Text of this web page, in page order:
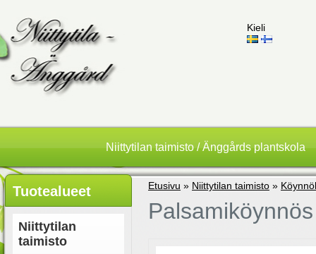
Kieli
Niittytilan taimisto / Änggårds plantskola
Tuotealueet
Niittytilan
taimisto
Etusivu » Niittytilan taimisto »